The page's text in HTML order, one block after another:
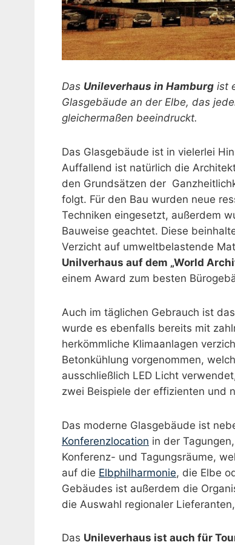
Das Unileverhaus in Hamburg ist
Glasgebäude an der Elbe, das
gleichermaßen beeindruckt.
Das Glasgebäude ist in vielerlei
Auffallend ist natürlich die
den Grundsätzen der
folgt. Für den Bau wurden neue
Techniken eingesetzt, außerdem
Bauweise geachtet. Diese
Verzicht auf umweltbelastende
Unilverhaus auf dem „World
einem Award zum besten
Auch im täglichen Gebrauch ist
wurde es ebenfalls bereits mit
herkömmliche Klimaanlagen
Betonkühlung vorgenommen,
ausschließlich LED Licht
zwei Beispiele der effizienten und
Das moderne Glasgebäude ist
Konferenzlocation in der
Konferenz- und Tagungsräume,
auf die Elbphilharmonie, die Elbe
Gebäudes ist außerdem die
die Auswahl regionaler
Das Unileverhaus ist auch für